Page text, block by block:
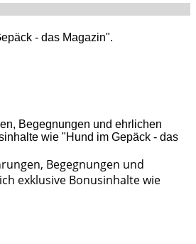
- das Magazin".
Begegnungen und
exklusive Bonusinhalte wie